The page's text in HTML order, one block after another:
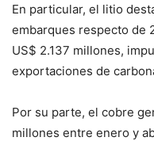
En particular, el litio
embarques respecto de
US$ 2.137 millones,
exportaciones de
Por su parte, el cobre
millones entre enero y